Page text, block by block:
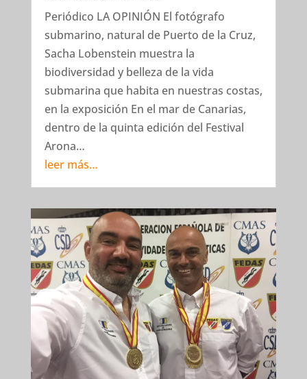
Periódico LA OPINIÓN El fotógrafo
submarino, natural de Puerto de la Cruz,
Sacha Lobenstein muestra la
biodiversidad y belleza de la vida
submarina que habita en nuestras costas,
en la exposición En el mar de Canarias,
dentro de la quinta edición del Festival
Arona…
leer más…